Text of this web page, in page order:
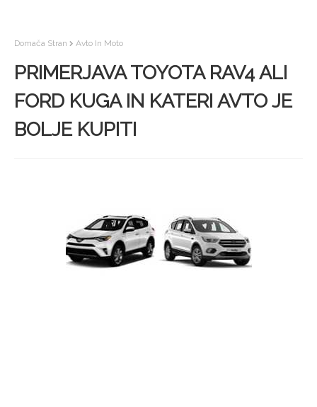
Domača Stran Avto In Moto
PRIMERJAVA TOYOTA RAV4 ALI
FORD KUGA IN KATERI AVTO JE
BOLJE KUPITI